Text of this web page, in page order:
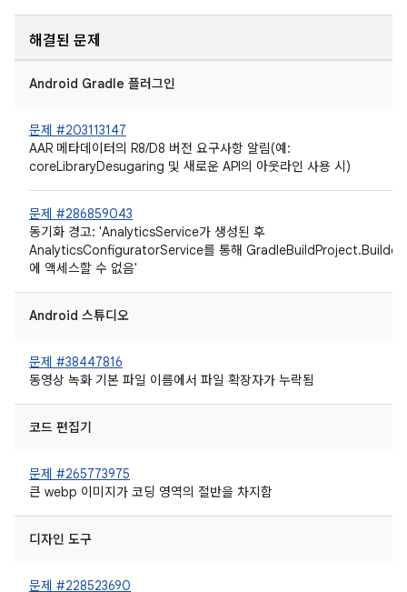
해결된 문제
Android Gradle 플러그인
문제 #203113147
AAR 메타데이터의 R8/D8 버전 요구사항 알림(예:
coreLibraryDesugaring 및 새로운 API의 아웃라인 사용 시)
문제 #286859043
동기화 경고: 'AnalyticsService가 생성된 후
AnalyticsConfiguratorService를 통해 GradleBuildProject.Builder
에 액세스할 수 없음'
Android 스튜디오
문제 #38447816
동영상 녹화 기본 파일 이름에서 파일 확장자가 누락됨
코드 편집기
문제 #265773975
큰 webp 이미지가 코딩 영역의 절반을 차지함
디자인 도구
문제 #228523690